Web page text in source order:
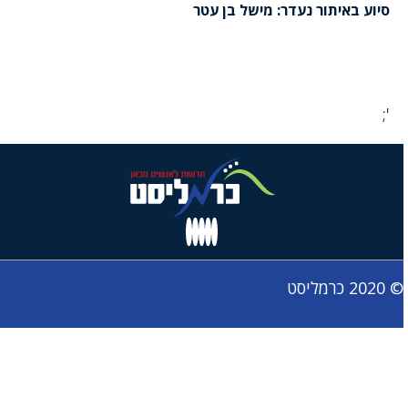
סיוע באיתור נעדר: מישל בן עטר
';
© 2020 כרמליסט